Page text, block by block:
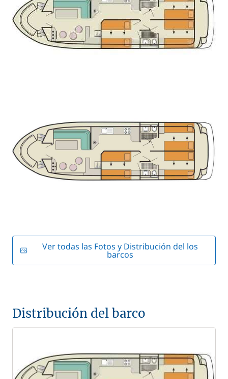
Ver todas las Fotos y Distribución del los
barcos
Distribución del barco